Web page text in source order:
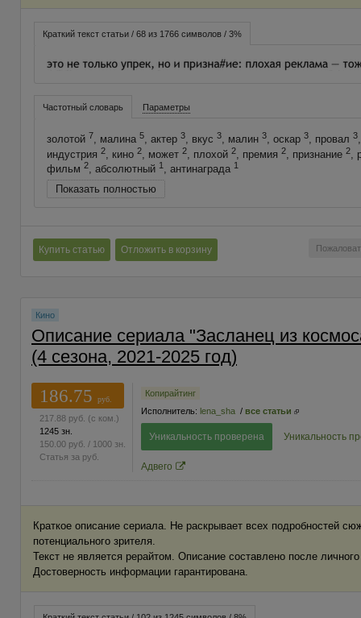
Краткий текст статьи / 68 из 1766 символов / 3%
Частотный словарь Параметры
золотой 7, малина 5, актер 3, вкус 3, малин 3, оскар 3, провал 3
индустрия 2, кино 2, может 2, плохой 2, премия 2, признание 2,
фильм 2, абсолютный 1, антинаграда 1
Показать полностью
Купить статью Отложить в корзину
Кино
Описание сериала "Засланец из
(4 сезона, 2021-2025 год)
186.75
руб.
217.88 руб. (с ком.)
1245 зн.
150.00 руб. / 1000 зн.
Статья за руб.
Копирайтинг
Исполнитель: lena_sha / все статьи
Уникальность проверена Уникальность
Адвего
Краткое описание сериала. Не раскрывает всех подробностей
потенциального зрителя.
Текст не является рерайтом. Описание составлено после
Достоверность информации гарантирована.